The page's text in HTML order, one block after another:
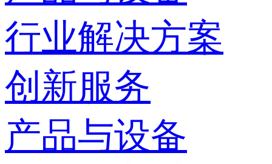
行业解决方案
创新服务
产品与设备